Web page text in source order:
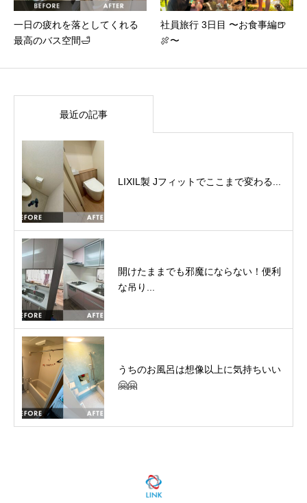
一日の疲れを落としてくれる
最高のバス空間🛁
社員旅行 3日目 〜お食事編🍺
🍖〜
最近の記事
LIXIL製 Jフィットでここまで変わる...
開けたままでも邪魔にならない！便利
な吊り...
うちのお風呂は想像以上に気持ちいい
🤗🤗